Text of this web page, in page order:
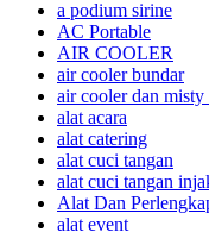
a podium sirine
AC Portable
AIR COOLER
air cooler bundar
air cooler dan misty
alat acara
alat catering
alat cuci tangan
alat cuci tangan
Alat Dan
alat event